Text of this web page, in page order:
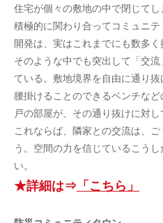
住宅が個々の敷地の中で閉じて
積極的に関わり合ってコミュニ
開発は、実はこれまでにも数多く
そのような中でも突出して「交
ている。敷地境界を自由に通り
腰掛けることのできるベンチな
戸の部屋が、その通り抜けに対
これならば、隣家との交流は、
う。空間の力を信じているこう
い。
★詳細は⇒ 「こちら」